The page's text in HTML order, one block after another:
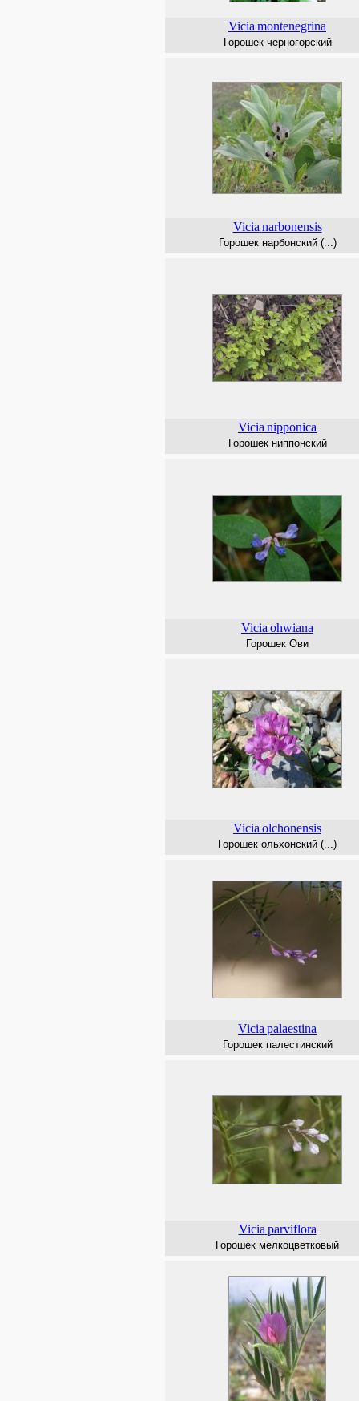
Vicia montenegrina
Горошек черногорский
Vicia narbonensis
Горошек нарбонский (...)
Vicia nipponica
Горошек ниппонский
Vicia ohwiana
Горошек Ови
Vicia olchonensis
Горошек ольхонский (...)
Vicia palaestina
Горошек палестинский
Vicia parviflora
Горошек мелкоцветковый